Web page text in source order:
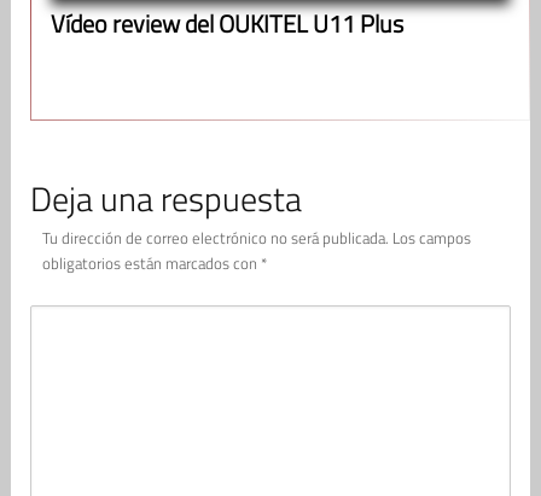
Vídeo review del OUKITEL U11 Plus
Deja una respuesta
Tu dirección de correo electrónico no será publicada. Los campos
obligatorios están marcados con *